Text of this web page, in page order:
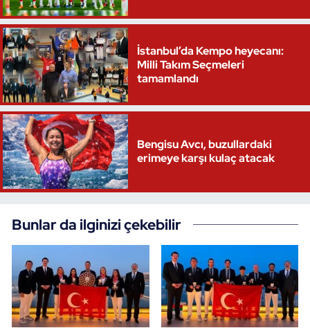
İstanbul’da Kempo heyecanı:
Milli Takım Seçmeleri
tamamlandı
Bengisu Avcı, buzullardaki
erimeye karşı kulaç atacak
Bunlar da ilginizi çekebilir